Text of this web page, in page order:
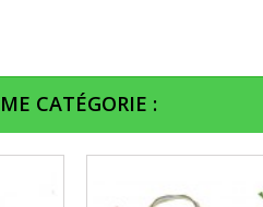
CATÉGORIE :